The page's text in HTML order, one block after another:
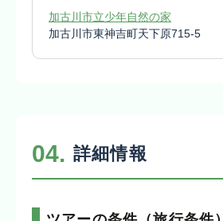
加古川市立少年自然の家
加古川市東神吉町天下原715-5
04. 詳細情報